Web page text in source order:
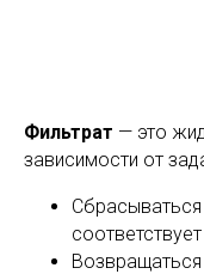
Фильтрат — это
зависимости от